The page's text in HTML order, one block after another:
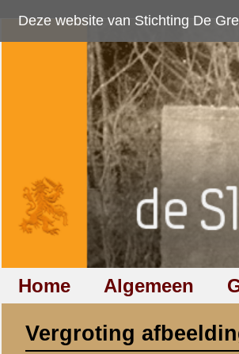
Deze website van Stichting De Greb gebruikt cookies
Home Algemeen Grebbeberg
Vergroting afbeelding